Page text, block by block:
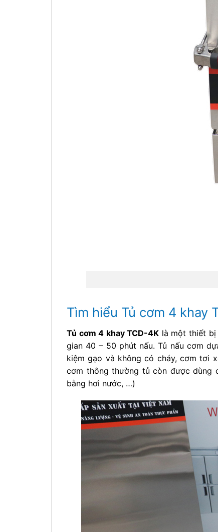
Tìm hiểu Tủ cơm 4 khay
Tủ cơm 4 khay TCD-4K là một thiết bị
gian 40 – 50 phút nấu. Tủ nấu cơm
kiệm gạo và không có cháy, cơm tơi
cơm thông thường tủ còn được dùng
bằng hơi nước, …)